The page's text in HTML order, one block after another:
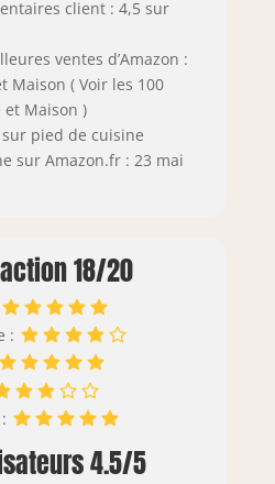
client : 4,5 sur
ventes d’Amazon :
Maison ( Voir les 100
Maison )
pied de cuisine
sur Amazon.fr : 23 mai
18/20
:
4.5/5